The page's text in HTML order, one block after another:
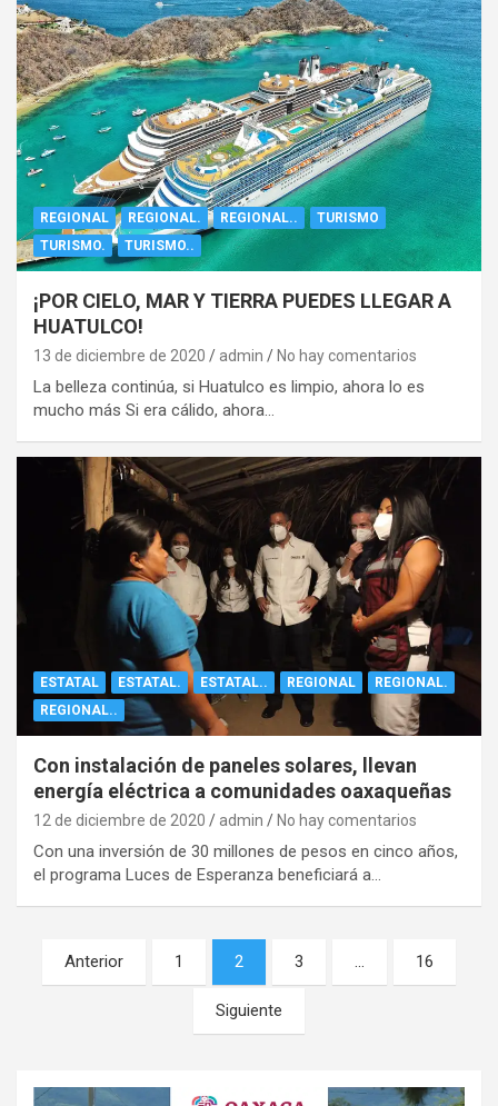
REGIONAL REGIONAL. REGIONAL..
TURISMO
TURISMO.
TURISMO..
¡POR CIELO, MAR Y TIERRA PUEDES LLEGAR A
HUATULCO!
13 de diciembre de 2020 admin No hay comentarios
La belleza continúa, si Huatulco es limpio, ahora lo es
mucho más Si era cálido, ahora…
ESTATAL ESTATAL. ESTATAL.. REGIONAL
REGIONAL.
REGIONAL..
Con instalación de paneles solares, llevan
energía eléctrica a comunidades oaxaqueñas
12 de diciembre de 2020 admin No hay comentarios
Con una inversión de 30 millones de pesos en cinco años,
el programa Luces de Esperanza beneficiará a…
Navegación
de
Anterior 1 2 3 … 16
Siguiente